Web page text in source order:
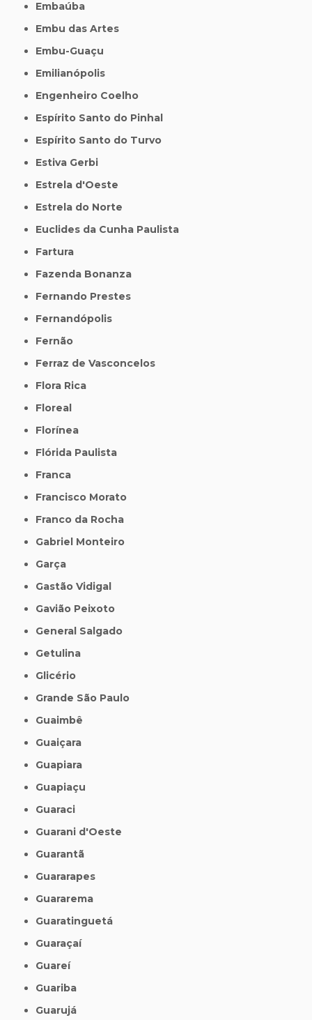
Embaúba
Embu das Artes
Embu-Guaçu
Emilianópolis
Engenheiro Coelho
Espírito Santo do Pinhal
Espírito Santo do Turvo
Estiva Gerbi
Estrela d'Oeste
Estrela do Norte
Euclides da Cunha Paulista
Fartura
Fazenda Bonanza
Fernando Prestes
Fernandópolis
Fernão
Ferraz de Vasconcelos
Flora Rica
Floreal
Florínea
Flórida Paulista
Franca
Francisco Morato
Franco da Rocha
Gabriel Monteiro
Garça
Gastão Vidigal
Gavião Peixoto
General Salgado
Getulina
Glicério
Grande São Paulo
Guaimbê
Guaiçara
Guapiara
Guapiaçu
Guaraci
Guarani d'Oeste
Guarantã
Guararapes
Guararema
Guaratinguetá
Guaraçaí
Guareí
Guariba
Guarujá